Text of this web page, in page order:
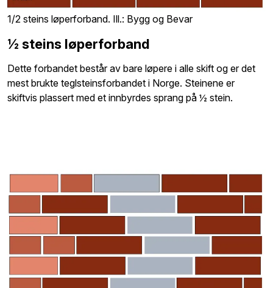
1/2 steins løperforband. Ill.: Bygg og Bevar
½ steins løperforband
Dette forbandet består av bare løpere i alle skift og er det
mest brukte teglsteinsforbandet i Norge. Steinene er
skiftvis plassert med et innbyrdes sprang på ½ stein.